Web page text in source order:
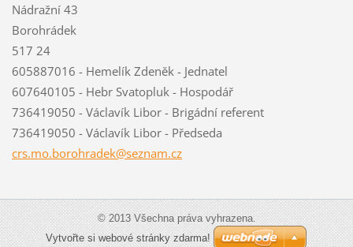
Nádražní 43
Borohrádek
517 24
605887016 - Hemelík Zdeněk - Jednatel
607640105 - Hebr Svatopluk - Hospodář
736419050 - Václavík Libor - Brigádní referent
736419050 - Václavík Libor - Předseda
crs.mo.borohradek@seznam.cz
© 2013 Všechna práva vyhrazena.
Vytvořte si webové stránky zdarma!